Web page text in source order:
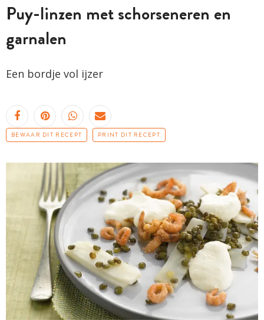
Puy-linzen met schorseneren en
garnalen
Een bordje vol ijzer
BEWAAR DIT RECEPT PRINT DIT RECEPT